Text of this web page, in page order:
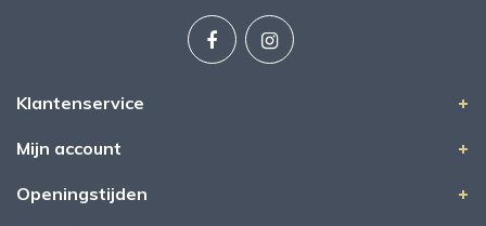
Klantenservice
Mijn account
Openingstijden